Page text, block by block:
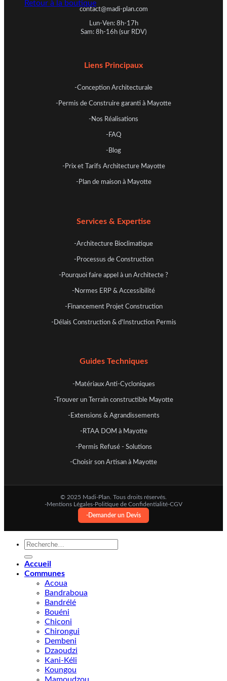
Retour à la boutique
contact@madi-plan.com
Lun-Ven: 8h-17h
Sam: 8h-16h (sur RDV)
Liens Principaux
-Conception Architecturale
-Permis de Construire garanti à Mayotte
-Nos Réalisations
-FAQ
-Blog
-Prix et Tarifs Architecture Mayotte
-Plan de maison à Mayotte
Services & Expertise
-Architecture Bioclimatique
-Processus de Construction
-Pourquoi faire appel à un Architecte ?
-Normes ERP & Accessibilité
-Financement Projet Construction
-Délais Construction & d'Instruction Permis
Guides Techniques
-Matériaux Anti-Cycloniques
-Trouver un Terrain constructible Mayotte
-Extensions & Agrandissements
-RTAA DOM à Mayotte
-Permis Refusé - Solutions
-Choisir son Artisan à Mayotte
© 2025 Madi-Plan. Tous droits réservés.
-Mentions Légales-Politique de Confidentialité-CGV
-Demander un Devis
Recherche
Accueil
Communes
Acoua
Bandraboua
Bandrélé
Bouéni
Chiconi
Chirongui
Dembeni
Dzaoudzi
Kani-Kéli
Koungou